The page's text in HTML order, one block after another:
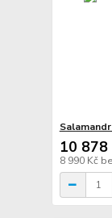
Salamandr
10 878
8 990 Kč